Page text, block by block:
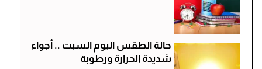
حالة الطقس اليوم السبت .. أجواء
شديدة الحرارة ورطوبة